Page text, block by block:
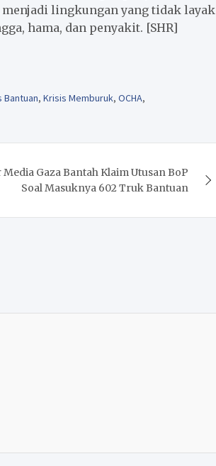
menjadi lingkungan yang tidak layak
hama, dan penyakit. [SHR]
Bantuan, Krisis Memburuk, OCHA,
Gaza Bantah Klaim Utusan BoP
Soal Masuknya 602 Truk Bantuan